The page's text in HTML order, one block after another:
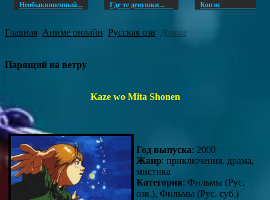
Необыкновенный... Где те девушки... Копэн
Главная Аниме онлайн Русская озв Драма
Парящий на ветру
Kaze wo Mita Shonen
Год выпуска: 2000
Жанр: приключения, драма,
мистика
Категория: Фильмы (Рус.
озв.), Фильмы (Рус. суб.) 